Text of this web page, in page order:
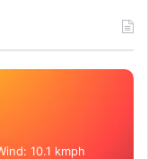
10.1 kmph